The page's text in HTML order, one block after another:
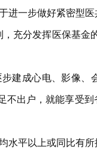
进一步做好紧密型
充分发挥医保基金
建成心电、影像、
不出户，就能享受
水平以上或同比有